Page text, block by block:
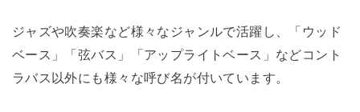
ジャズや吹奏楽など様々なジャンルで活躍し、「ウッド
ベース」「弦バス」「アップライトベース」などコント
ラバス以外にも様々な呼び名が付いています。